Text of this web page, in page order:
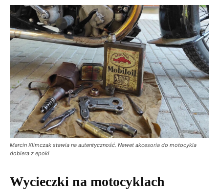
Marcin Klimczak stawia na autentyczność. Nawet akcesoria do motocykla
dobiera z epoki
Wycieczki na motocyklach